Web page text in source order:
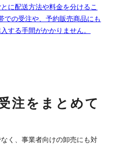
に配送方法や料金を分けるこ
での受注や、予約販売商品にも
する手間がかかりません。
注をまとめて
く、事業者向けの卸売にも対